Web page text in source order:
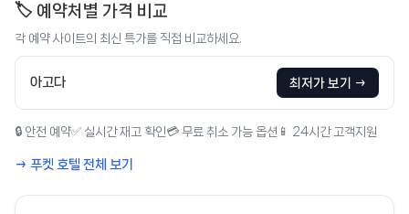
🏷️ 예약처별 가격 비교
각 예약 사이트의 최신 특가를 직접 비교하세요.
아고다 최저가 보기 →
🔒 안전 예약✅ 실시간 재고 확인 💳 무료 취소 가능 옵션 📱 24시간 고객지원
→ 푸켓 호텔 전체 보기